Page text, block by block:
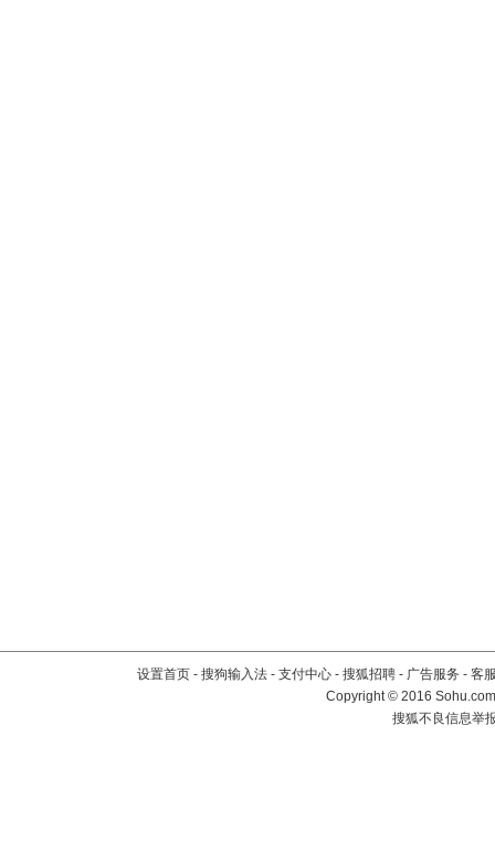
设置首页 - 搜狗输入法 - 支付中心 - 搜狐招聘 - 广告服务 - 客
Copyright©2016
搜狐不良信息举